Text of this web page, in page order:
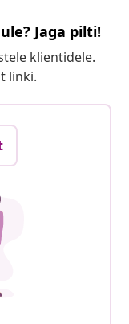
Jaga pilti!
klientidele.
linki.